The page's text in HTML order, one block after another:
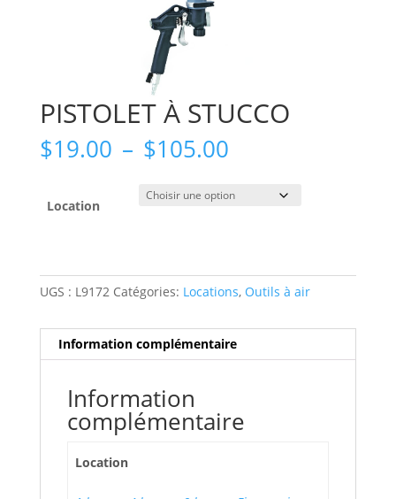
PISTOLET À STUCCO
$19.00 – $105.00Plage
prix :
$19.00
Location
UGS : L9172 Catégories: Locations, Outils à air
Information complémentaire
Information
complémentaire
Location